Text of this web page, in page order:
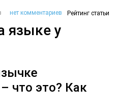
нет комментариев Рейтинг статьи
языке у
что это? Как